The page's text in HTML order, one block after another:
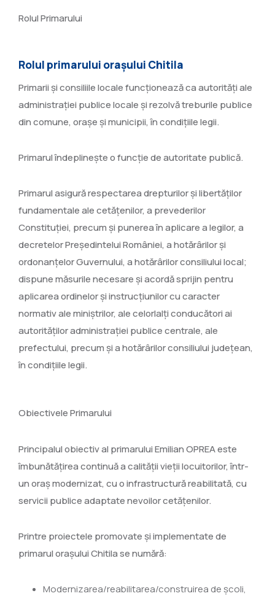
Rolul Primarului
Rolul primarului orașului Chitila
Primarii şi consiliile locale funcţionează ca autorităţi ale
administraţiei publice locale şi rezolvă treburile publice
din comune, oraşe şi municipii, în condiţiile legii.
Primarul îndeplineşte o funcţie de autoritate publică.
Primarul asigură respectarea drepturilor şi libertăţilor
fundamentale ale cetăţenilor, a prevederilor
Constituţiei, precum şi punerea în aplicare a legilor, a
decretelor Preşedintelui României, a hotărârilor şi
ordonanţelor Guvernului, a hotărârilor consiliului local;
dispune măsurile necesare şi acordă sprijin pentru
aplicarea ordinelor şi instrucţiunilor cu caracter
normativ ale miniştrilor, ale celorlalţi conducători ai
autorităţilor administraţiei publice centrale, ale
prefectului, precum şi a hotărârilor consiliului judeţean,
în condiţiile legii.
Obiectivele Primarului
Principalul obiectiv al primarului Emilian OPREA este
îmbunătățirea continuă a calității vieții locuitorilor, într-
un oraș modernizat, cu o infrastructură reabilitată, cu
servicii publice adaptate nevoilor cetățenilor.
Printre proiectele promovate și implementate de
primarul orașului Chitila se numără:
Modernizarea/reabilitarea/construirea de școli,